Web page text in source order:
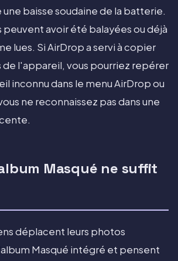
une baisse soudaine de la batterie.
peuvent avoir été balayées ou déjà
lues. Si AirDrop a servi à copier
de l'appareil, vous pourriez repérer
inconnu dans le menu AirDrop ou
ne reconnaissez pas dans une
Masqué ne suffit
déplacent leurs photos
Masqué intégré et pensent